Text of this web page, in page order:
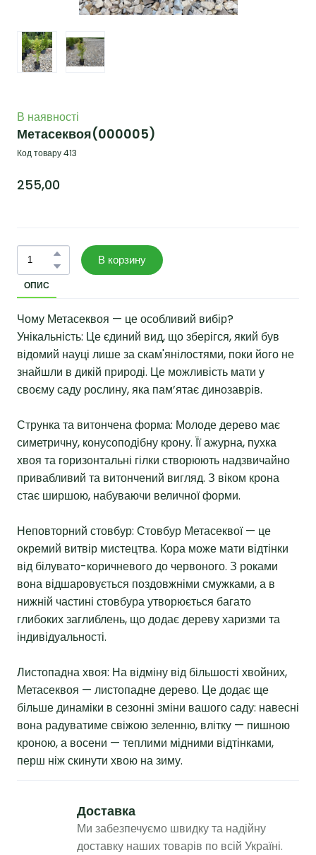
В наявності
Метасеквоя(000005)
Код товару 413
255,00
В корзину
ОПИС
Чому Метасеквоя — це особливий вибір?
Унікальність: Це єдиний вид, що зберігся, який був
відомий науці лише за скам'янілостями, поки його не
знайшли в дикій природі. Це можливість мати у
своєму саду рослину, яка пам’ятає динозаврів.
Струнка та витончена форма: Молоде дерево має
симетричну, конусоподібну крону. Її ажурна, пухка
хвоя та горизонтальні гілки створюють надзвичайно
привабливий та витончений вигляд. З віком крона
стає ширшою, набуваючи величної форми.
Неповторний стовбур: Стовбур Метасеквої — це
окремий витвір мистецтва. Кора може мати відтінки
від білувато-коричневого до червоного. З роками
вона відшаровується поздовжніми смужками, а в
нижній частині стовбура утворюється багато
глибоких заглиблень, що додає дереву харизми та
індивідуальності.
Листопадна хвоя: На відміну від більшості хвойних,
Метасеквоя — листопадне дерево. Це додає ще
більше динаміки в сезонні зміни вашого саду: навесні
вона радуватиме свіжою зеленню, влітку — пишною
кроною, а восени — теплими мідними відтінками,
перш ніж скинути хвою на зиму.
Доставка
Ми забезпечуємо швидку та надійну
доставку наших товарів по всій Україні.